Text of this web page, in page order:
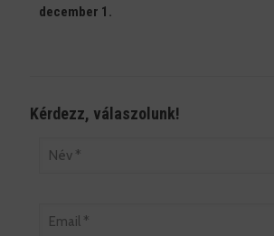
december 1.
Kérdezz, válaszolunk!